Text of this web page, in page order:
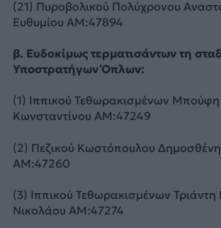
(21) Πυροβολικού Πολύχρονου
Ευθυμίου ΑΜ:47894
β. Ευδοκίμως τερματισάντων τη
Υποστρατήγων Όπλων:
(1) Ιππικού Τεθωρακισμένων
Κωνσταντίνου ΑΜ:47249
(2) Πεζικού Κωστόπουλου Δημοσθένη
ΑΜ:47260
(3) Ιππικού Τεθωρακισμένων Τριάντη
Νικολάου ΑΜ:47274